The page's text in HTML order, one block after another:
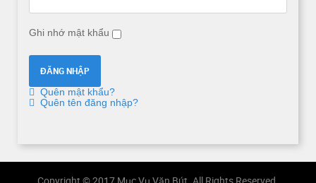
Ghi nhớ mật khẩu
Quên mật khẩu?
Quên tên đăng nhập?
Copyright © 2017 Mục Vụ Văn Bút. All Rights Reserved.